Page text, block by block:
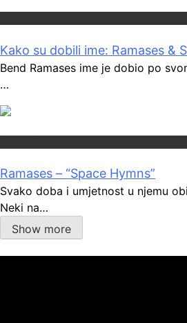
Kako su dobili ime: Ramases &
Bend Ramases ime je dobio po
…
Ramases – “Space Hymns”
Svako doba i umjetnost u njemu
Neki na…
Show more